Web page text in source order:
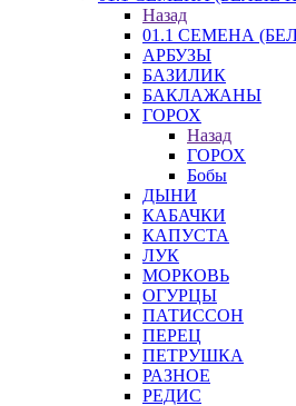
Назад
01.1 СЕМЕНА
АРБУЗЫ
БАЗИЛИК
БАКЛАЖАНЫ
ГОРОХ
Назад
ГОРОХ
Бобы
ДЫНИ
КАБАЧКИ
КАПУСТА
ЛУК
МОРКОВЬ
ОГУРЦЫ
ПАТИССОН
ПЕРЕЦ
ПЕТРУШКА
РАЗНОЕ
РЕДИС